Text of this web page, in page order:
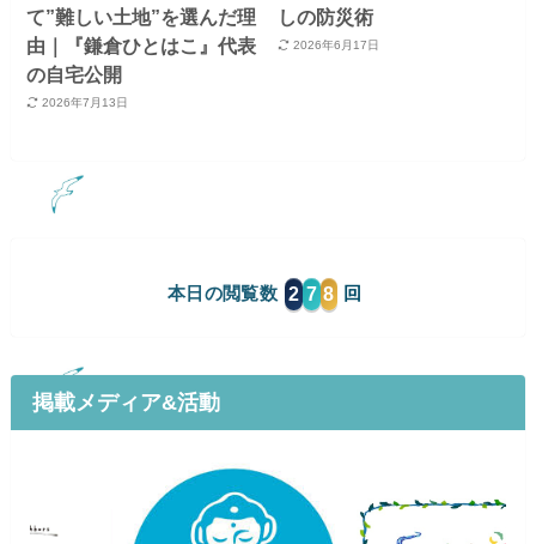
て”難しい土地”を選んだ理
由｜『鎌倉ひとはこ』代表
の自宅公開
2026年7月13日
しの防災術
2026年6月17日
本日の閲覧数 2 7 8
掲載メディア&活動